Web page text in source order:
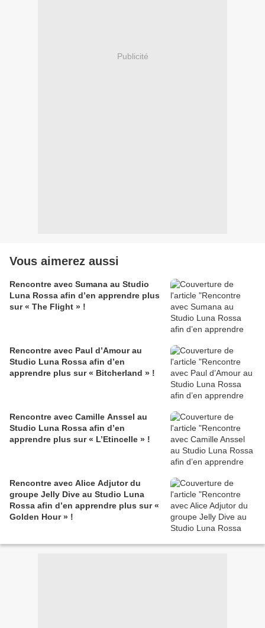
Publicité
Vous aimerez aussi
Rencontre avec Sumana au Studio
Luna Rossa afin d’en apprendre plus
sur « The Flight » !
Rencontre avec Paul d’Amour au
Studio Luna Rossa afin d’en
apprendre plus sur « Bitcherland » !
Rencontre avec Camille Anssel au
Studio Luna Rossa afin d’en
apprendre plus sur « L’Etincelle » !
Rencontre avec Alice Adjutor du
groupe Jelly Dive au Studio Luna
Rossa afin d’en apprendre plus sur «
Golden Hour » !